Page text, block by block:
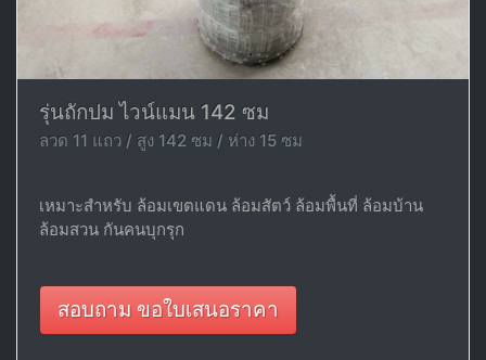
รุ่นถักปม ไวน์แมน 142 ซม
ลวด 11 แถว / สูง 142 ซม / ห่าง 15 ซม
เหมาะสำหรับ ล้อมเขตแดน ล้อมสัตว์ ล้อมพื้นที่ ล้อมบ้าน
ล้อมสวน กันคนบุกรุก
สอบถาม ขอใบเสนอราคา